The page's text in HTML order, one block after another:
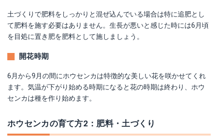
土づくりで肥料をしっかりと混ぜ込んでいる場合は特に追肥とし
て肥料を施す必要はありません。生長が悪いと感じた時には6月頃
を目処に置き肥を肥料として施しましょう。
開花時期
6月から9月の間にホウセンカは特徴的な美しい花を咲かせてくれ
ます。気温が下がり始める時期になると花の時期は終わり、ホウ
センカは種を作り始めます。
ホウセンカの育て方2：肥料・土づくり